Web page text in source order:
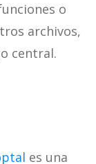
o
archivos,
central.
es una